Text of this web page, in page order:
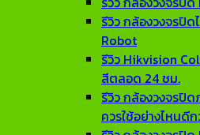
รีวิว กล้องวงจรปิ
Robot
รีวิว Hikvision
สีตลอด 24 ชม.
รีวิว กล้องวงจรปิ
ควรใช้อย่างไหนดี